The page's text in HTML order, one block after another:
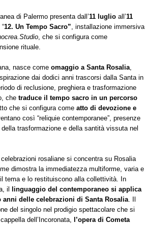
di Palermo presenta dall’11 luglio all’11
, “12. Un Tempo Sacro” , installazione immersiva
, che si configura come
rituale.
nasce come omaggio a Santa Rosalia
dai dodici anni trascorsi dalla Santa in
di reclusione, preghiera e trasformazione
che traduce il tempo sacro in un percorso
che si configura come atto di devozione e
così “reliquie contemporanee”, presenze
trasformazione e della santità vissuta nel
rosaliane si concentra su Rosalia
dimostra la immediatezza multiforme, varia e
tema e lo restituiscono alla collettività. In
il linguaggio del contemporaneo si applica
delle celebrazioni di Santa Rosalia . Il
del singolo nel prodigio spettacolare che si
dell’Incoronata, l’opera di Cometa